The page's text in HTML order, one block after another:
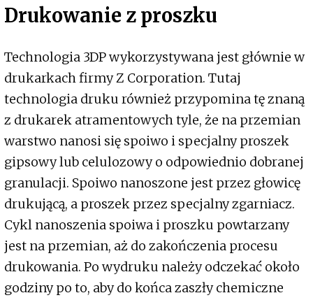
Drukowanie z proszku
Technologia 3DP wykorzystywana jest głównie w
drukarkach firmy Z Corporation. Tutaj
technologia druku również przypomina tę znaną
z drukarek atramentowych tyle, że na przemian
warstwo nanosi się spoiwo i specjalny proszek
gipsowy lub celulozowy o odpowiednio dobranej
granulacji. Spoiwo nanoszone jest przez głowicę
drukującą, a proszek przez specjalny zgarniacz.
Cykl nanoszenia spoiwa i proszku powtarzany
jest na przemian, aż do zakończenia procesu
drukowania. Po wydruku należy odczekać około
godziny po to, aby do końca zaszły chemiczne